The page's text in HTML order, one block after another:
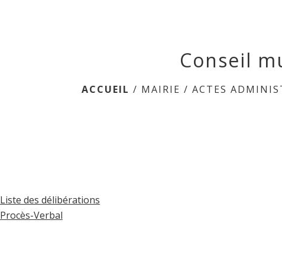
Conseil
ACCUEIL / MAIRIE /ACTES
Liste des délibérations
Procès-Verbal